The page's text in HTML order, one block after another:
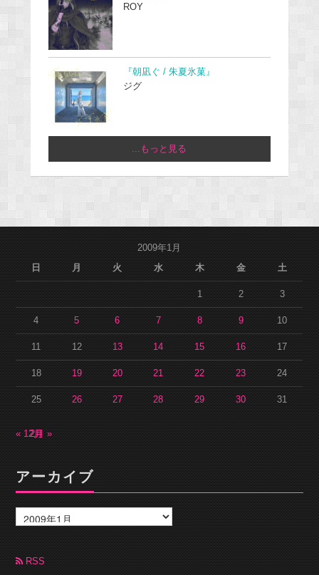
ROY
『朝凪ぐ / 朱夏氷菓』
ジグ
...もっと見る
2009年1月
日
月 火 水 木 金 土
1 2 3
4 5 6 7 8 9 10
11 12 13 14 15 16 17
18 19 20 21 22 23 24
25 26 27 28 29 30 31
« 12月2月 »
アーカイブ
ー
カ
ブ RSS